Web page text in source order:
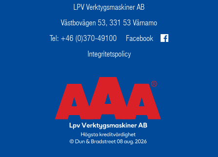
LPV Verktygsmaskiner AB
Västbovägen 53, 331 53 Värnamo
Tel: +46 (0)370-49100
Facebook
Integritetspolicy